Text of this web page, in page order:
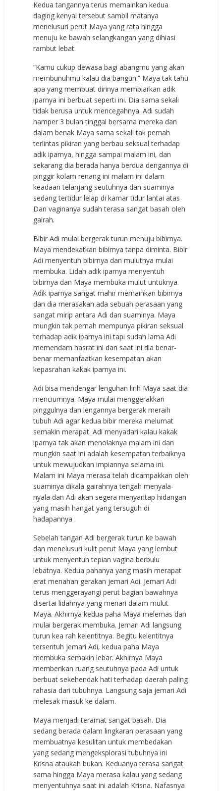
Kedua tangannya terus memainkan kedua
daging kenyal tersebut sambil matanya
menelusuri perut Maya yang rata hingga
menuju ke bawah selangkangan yang dihiasi
rambut lebat.
“Kamu cukup dewasa bagi abangmu yang akan
membunuhmu kalau dia bangun.” Maya tak tahu
apa yang membuat dirinya membiarkan adik
iparnya ini berbuat seperti ini. Dia sama sekali
tidak berusa untuk mencegahnya. Adi sudah
hamper 3 bulan tinggal bersama mereka dan
dalam benak Maya sama sekali tak pernah
terlintas pikiran yang berbau seksual terhadap
adik iparnya, hingga sampai malam ini, dan
sekarang dia berada hanya berdua dengannya di
pinggir kolam renang ini malam ini dalam
keadaan telanjang seutuhnya dan suaminya
sedang tertidur lelap di kamar tidur lantai atas
Dan vaginanya sudah terasa sangat basah oleh
gairah.
Bibir Adi mulai bergerak turun menuju bibirnya.
Maya mendekatkan bibirnya tanpa diminta. Bibir
Adi menyentuh bibirnya dan mulutnya mulai
membuka. Lidah adik iparnya menyentuh
bibirnya dan Maya membuka mulut untuknya.
Adik iparnya sangat mahir memainkan bibirnya
dan dia merasakan ada sebuah perasaan yang
sangat mirip antara Adi dan suaminya. Maya
mungkin tak pernah mempunya pikiran seksual
terhadap adik iparnya ini tapi sudah lama Adi
memendam hasrat ini dan saat ini dia benar-
benar memanfaatkan kesempatan akan
kepasrahan kakak iparnya ini.
Adi bisa mendengar lenguhan lirih Maya saat dia
menciumnya. Maya mulai menggerakkan
pinggulnya dan lengannya bergerak meraih
tubuh Adi agar kedua bibir mereka melumat
semakin merapat. Adi menyadari kalau kakak
iparnya tak akan menolaknya malam ini dan
mungkin saat ini adalah kesempatan terbaiknya
untuk mewujudkan impiannya selama ini.
Malam ini Maya merasa telah dicampakkan oleh
suaminya dikala gairahnya tengah menyala-
nyala dan Adi akan segera menyantap hidangan
yang masih hangat yang tersuguh di
hadapannya .
Sebelah tangan Adi bergerak turun ke bawah
dan menelusuri kulit perut Maya yang lembut
untuk menyentuh tepian vagina berbulu
lebatnya. Kedua pahanya yang masih merapat
erat menahan gerakan jemari Adi. Jemari Adi
terus menggerayangi perut bagian bawahnya
disertai lidahnya yang menari dalam mulut
Maya. Akhirnya kedua paha Maya melemas dan
mulai bergerak membuka. Jemari Adi langsung
turun kea rah kelentitnya. Begitu kelentitnya
tersentuh jemari Adi, kedua paha Maya
membuka semakin lebar. Akhirnya Maya
memberikan ruang seutuhnya pada Adi untuk
berbuat sekehendak hati terhadap daerah paling
rahasia dari tubuhnya. Langsung saja jemari Adi
melesak masuk ke dalam.
Maya menjadi teramat sangat basah. Dia
sedang berada dalam lingkaran perasaan yang
membuatnya kesulitan untuk membedakan
yang sedang mengeksplorasi tubuhnya ini
Krisna ataukah bukan. Keduanya terasa sangat
sama hingga Maya merasa kalau yang sedang
menyentuhnya saat ini adalah Krisna. Nafasnya